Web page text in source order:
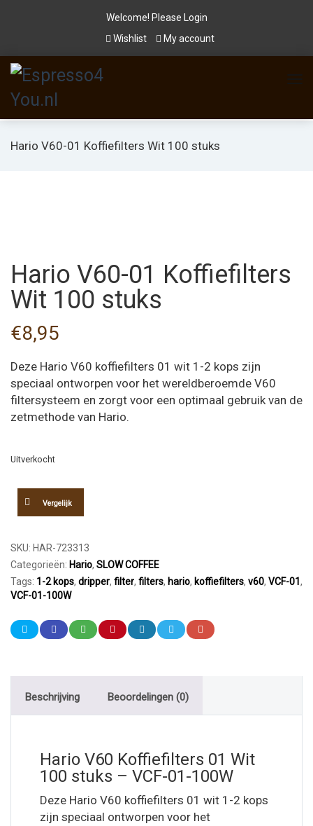
Welcome! Please
Login
Wishlist
My account
Hario V60-01 Koffiefilters Wit 100 stuks
Hario V60-01 Koffiefilters
Wit 100 stuks
€8,95
Deze Hario V60 koffiefilters 01 wit 1-2 kops zijn
speciaal ontworpen voor het wereldberoemde V60
filtersysteem en zorgt voor een optimaal gebruik van de
zetmethode van Hario.
Uitverkocht
Vergelijk
SKU: HAR-723313
Categorieën: Hario, SLOW COFFEE
Tags: 1-2 kops, dripper, filter, filters, hario, koffiefilters, v60, VCF-01 ,
VCF-01-100W
Beschrijving Beoordelingen (0)
Hario V60 Koffiefilters 01 Wit
100 stuks – VCF-01-100W
Deze Hario V60 koffiefilters 01 wit 1-2 kops
zijn speciaal ontworpen voor het